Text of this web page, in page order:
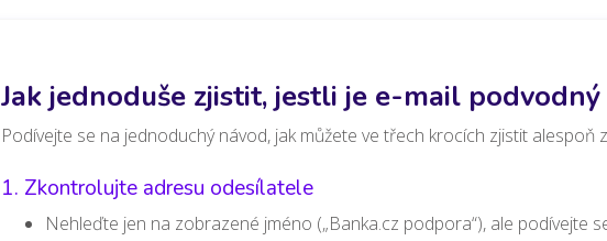
Jak jednoduše zjistit, jestli je e-mail
Podívejte se na jednoduchý návod, jak můžete ve třech krocích zjistit alespoň
1. Zkontrolujte adresu odesílatele
Nehleďte jen na zobrazené jméno („Banka.cz podpora“), ale podívejte